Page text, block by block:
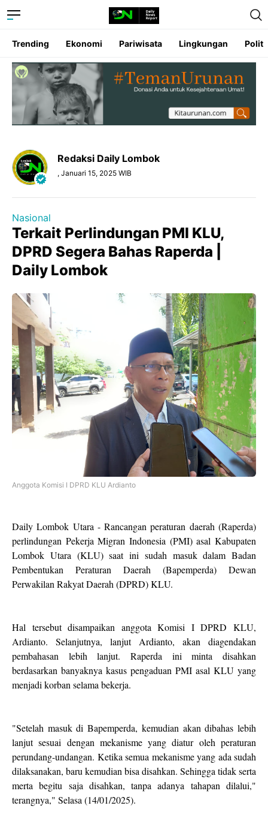
Trending Ekonomi Pariwisata Lingkungan
Redaksi Daily Lombok
, Januari 15, 2025 WIB
Nasional
Terkait Perlindungan PMI KLU,
DPRD Segera Bahas Raperda |
Daily Lombok
Anggota Komisi I DPRD KLU Ardianto
Daily Lombok Utara - Rancangan peraturan daerah (Raperda)
perlindungan Pekerja Migran Indonesia (PMI) asal Kabupaten
Lombok Utara (KLU) saat ini sudah masuk dalam Badan
Pembentukan Peraturan Daerah (Bapemperda) Dewan
Perwakilan Rakyat Daerah (DPRD) KLU.
Hal tersebut disampaikan anggota Komisi I DPRD KLU,
Ardianto. Selanjutnya, lanjut Ardianto, akan diagendakan
pembahasan lebih lanjut. Raperda ini minta disahkan
berdasarkan banyaknya kasus pengaduan PMI asal KLU yang
menjadi korban selama bekerja.
"Setelah masuk di Bapemperda, kemudian akan dibahas lebih
lanjut sesuai dengan mekanisme yang diatur oleh peraturan
perundang-undangan. Ketika semua mekanisme yang ada sudah
dilaksanakan, baru kemudian bisa disahkan. Sehingga tidak serta
merta begitu saja disahkan, tanpa adanya tahapan dilalui,"
terangnya," Selasa (14/01/2025).